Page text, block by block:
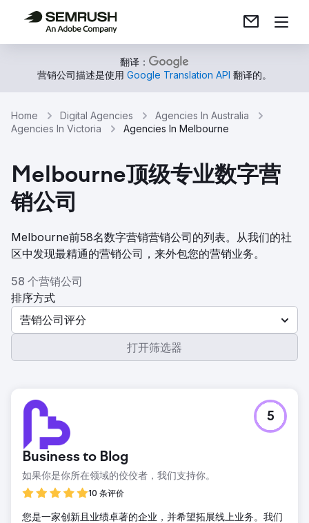
翻译：
营销公司描述是使用 Google Translation API 翻译的。
Home Digital Agencies
Agencies In Australia
Agencies In Victoria
Agencies In Melbourne
Melbourne顶级专业数字营
销公司
Melbourne前58名数字营销营销公司的列表。从我们的社
区中发现最精通的营销公司，来外包您的营销业务。
58 个营销公司
排序方式
营销公司评分
打开筛选器
Business to Blog
如果你是你所在领域的佼佼者，我们支持你。
10 条评价
5
您是一家创新且业绩卓著的企业，并希望拓展线上业务。我们